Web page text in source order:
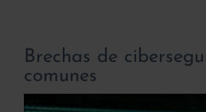
Brechas de
comunes